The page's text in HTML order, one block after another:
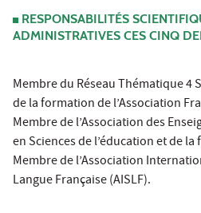
RESPONSABILITÉS
ADMINISTRATIVES CES CINQ
Membre du Réseau Thématique 4
de la formation de l’Association
Membre de l’Association des
en Sciences de l’éducation et de la
Membre de l’Association
Langue Française (AISLF).